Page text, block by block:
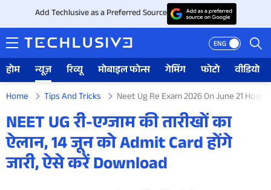
Add Techlusive as a Preferred Source
ENG
होम न्यूज़ रिव्यू मोबाइल फोन्स गेमिंग फोटो वीडियो
होम
न्यूज़
रिव्यू
Home Tips And Tricks Neet Ug Re Exam 2026 On June 21
NEET UG री-एग्जाम की तारीखों का
ऐलान, 14 जून को Admit Card होंगे
जारी, ऐसे करें Download